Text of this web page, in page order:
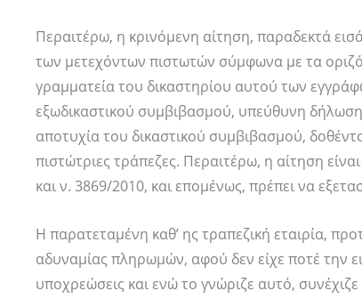
Περαιτέρω, η κρινόμενη αίτηση, παραδεκτά
των μετεχόντων πιστωτών σύμφωνα με τα
γραμματεία του δικαστηρίου αυτού των
εξωδικαστικού συμβιβασμού, υπεύθυνη
αποτυχία του δικαστικού συμβιβασμού,
πιστώτριες τράπεζες. Περαιτέρω, η αίτηση
και ν. 3869/2010, και επομένως, πρέπει να
Η παρατεταμένη καθ’ ης τραπεζική εταιρία,
αδυναμίας πληρωμών, αφού δεν είχε ποτέ την
υποχρεώσεις και ενώ το γνώριζε αυτό,